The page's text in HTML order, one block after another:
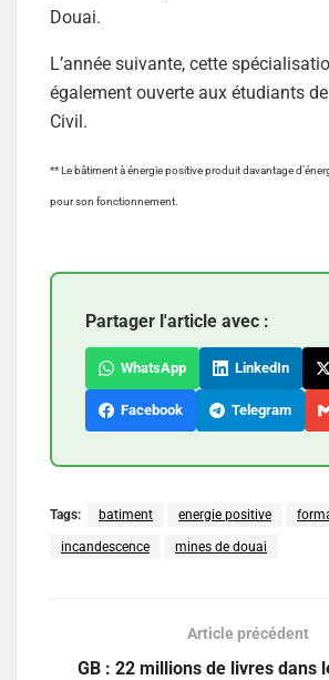
Douai.
L’année suivante, cette
également ouverte aux étudiants de
Civil.
** Le bâtiment à énergie positive produit davantage
pour son fonctionnement.
Partager l'article avec :
WhatsApp LinkedIn
Facebook Telegram
Tags: batiment energie positive
incandescence mines de douai
Article précédent
GB : 22 millions de livres dans